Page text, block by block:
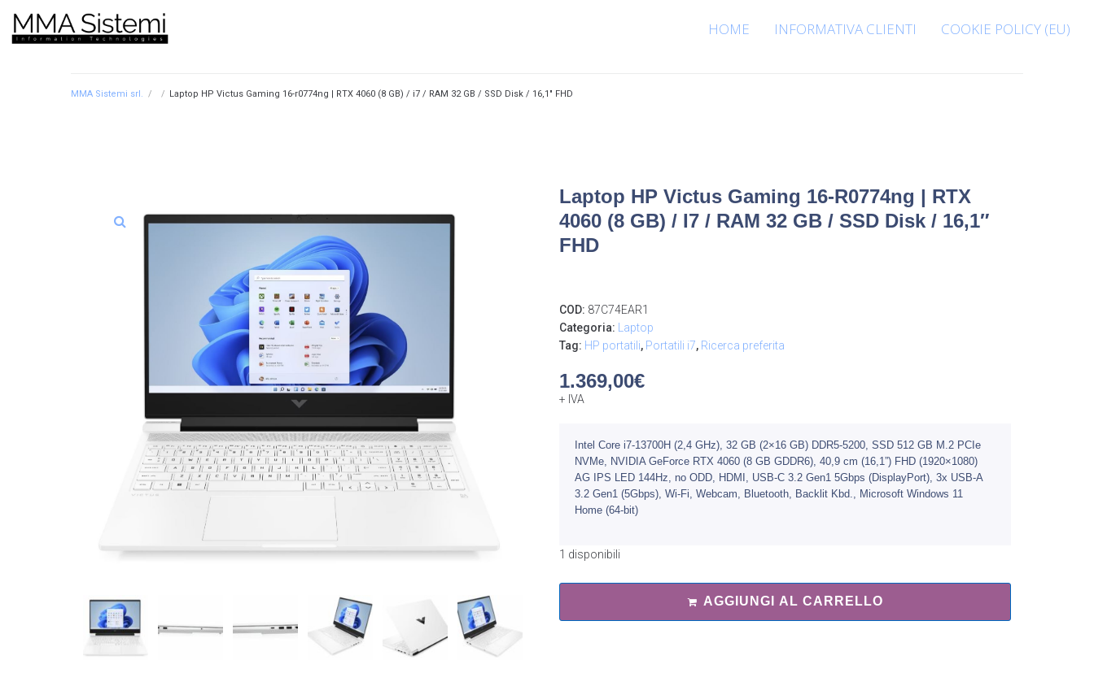
HOME INFORMATIVA CLIENTI COOKIE POLICY (EU)
MMA Sistemi srl. / / Laptop HP Victus Gaming 16-r0774ng | RTX 4060 (8 GB) / i7 / RAM 32 GB / SSD Disk / 16,1″ FHD
Laptop HP Victus Gaming 16-R0774ng | RTX
4060 (8 GB) / I7 / RAM 32 GB / SSD Disk / 16,1″
FHD
COD: 87C74EAR1
Categoria:
Laptop
Tag: HP portatili, Portatili i7, Ricerca preferita
1.369,00€
+ IVA
Intel Core i7-13700H (2,4 GHz), 32 GB (2×16 GB) DDR5-5200, SSD 512 GB M.2 PCIe
NVMe, NVIDIA GeForce RTX 4060 (8 GB GDDR6), 40,9 cm (16,1”) FHD (1920×1080)
AG IPS LED 144Hz, no ODD, HDMI, USB-C 3.2 Gen1 5Gbps (DisplayPort), 3x USB-A
3.2 Gen1 (5Gbps), Wi-Fi, Webcam, Bluetooth, Backlit Kbd., Microsoft Windows 11
Home (64-bit)
1 disponibili
AGGIUNGI AL CARRELLO